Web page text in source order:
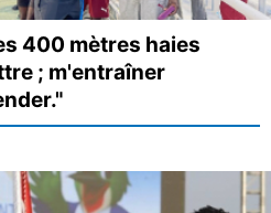
400 mètres haies
; m'entraîner